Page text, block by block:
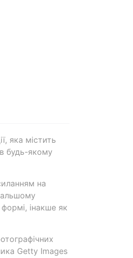
яка містить
будь-якому
на
інакше як
Getty Images